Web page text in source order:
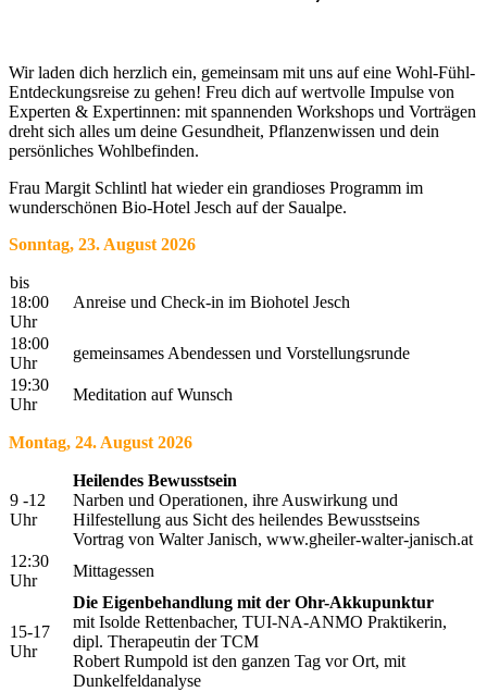
Wir laden dich herzlich ein, gemeinsam mit uns auf eine Wohl-Fühl-
Entdeckungsreise zu gehen! Freu dich auf wertvolle Impulse von
Experten & Expertinnen: mit spannenden Workshops und Vorträgen
dreht sich alles um deine Gesundheit, Pflanzenwissen und dein
persönliches Wohlbefinden.
Frau Margit Schlintl hat wieder ein grandioses Programm im
wunderschönen Bio-Hotel Jesch auf der Saualpe.
Sonntag, 23. August 2026
bis
18:00
Uhr
Anreise und Check-in im Biohotel Jesch
18:00
Uhr
gemeinsames Abendessen und Vorstellungsrunde
19:30
Uhr
Meditation auf Wunsch
Montag, 24. August 2026
9 -12
Uhr
Heilendes Bewusstsein
Narben und Operationen, ihre Auswirkung und
Hilfestellung aus Sicht des heilendes Bewusstseins
Vortrag von Walter Janisch, www.gheiler-walter-janisch.at
12:30
Uhr
Mittagessen
15-17
Uhr
Die Eigenbehandlung mit der Ohr-Akkupunktur
mit Isolde Rettenbacher, TUI-NA-ANMO Praktikerin,
dipl. Therapeutin der TCM
Robert Rumpold ist den ganzen Tag vor Ort, mit
Dunkelfeldanalyse